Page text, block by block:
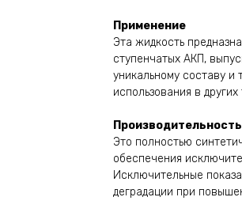
Применение
Эта жидкость
ступенчатых АКП,
уникальному составу и
использования в
Производительность
Это полностью
обеспечения
Исключительные
деградации при